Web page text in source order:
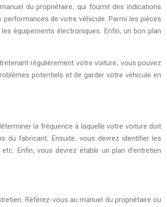
du propriétaire, qui fournit des indications
de votre véhicule. Parmi les pièces
équipements électroniques. Enfin, un bon plan
régulièrement votre voiture, vous pouvez
potentiels et de garder votre véhicule en
la fréquence à laquelle votre voiture doit
du fabricant. Ensuite, vous devrez identifier les
Enfin, vous devrez établir un plan d’entretien
Référez-vous au manuel du propriétaire ou